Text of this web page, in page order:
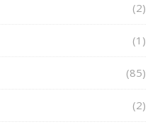
(2)
(1)
(85)
(2)